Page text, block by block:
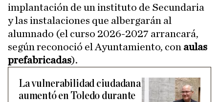
implantación de un instituto de Secundaria
y las instalaciones que albergarán al
alumnado (el curso 2026-2027 arrancará,
según reconoció el Ayuntamiento, con aulas
prefabricadas).
La vulnerabilidad ciudadana
aumentó en Toledo durante